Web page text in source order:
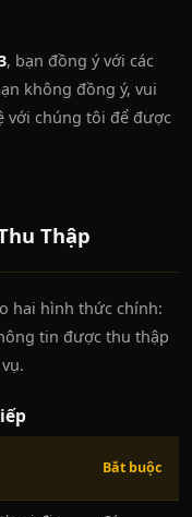
, bạn đồng ý với các
không đồng ý, vui
với chúng tôi để được
Thập
hai hình thức chính:
tin được thu thập
Bắt buộc